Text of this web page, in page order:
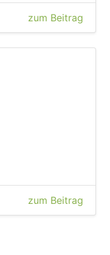
zum Beitrag
zum Beitrag